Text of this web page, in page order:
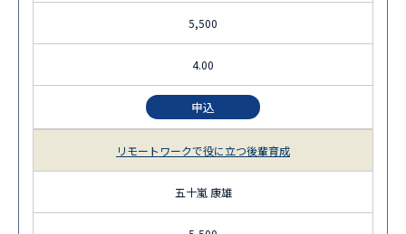
5,500
4.00
申込
リモートワークで役に立つ後輩育成
五十嵐 康雄